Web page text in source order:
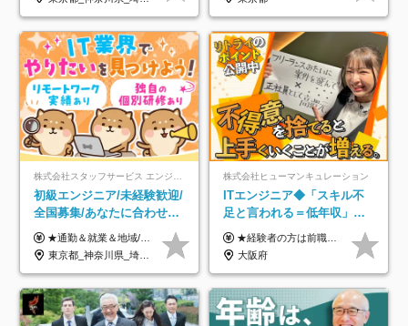
初級エンジニア/未経験歓迎/
全国募集/あなたに合わせた
オリジナル研修をご用
意/AI・IoT/残業平均8時間
★通勤＆就業＆地域/住宅＆役職手当あり ★残業代は全額支給 ★選べる給与制度あり！ ■東京・神奈川・千葉・埼玉勤務の場合 月給24.5万円～55万円＋諸手当 （残業代は全額支給） (20,000円の地域/住宅手当込み) ■愛知・京都・大阪・兵庫勤務の場合 月給24万円以上＋諸手当 （残業代は全額支給） (15,000円の地域/住宅手当込み) ■茨城・栃木・群馬・静岡・三重・滋賀・広島・福岡勤務の場合 月給23.5万円以上＋諸手当 （残業代は全額支給） (10,000円の地域/住宅手当込み) ■北海道・宮城・山梨・長野・岐阜・奈良・和歌山・岡山勤務の場合 月給23万円以上＋諸手当 （残業代は全額支給） (5,000円の地域/住宅手当込み) ■その他のエリア勤務の場合 月給22.5万円以上＋諸手当 （残業代は全額支給） ※経験や能力を考慮し、当社規定により優遇します 【昇給：年一回実施】 【選べる給与制度】 ★収入を重視する方に… 「変動型人事制度」の選択も可能（派遣先からの評価に応じて収入アップ！） ※年2回のタイミングで希望者と面談の上決定します。
東京都_神奈川県_埼玉県_千葉県_大阪府_愛知県_北海道_岩手県_宮城県_山形県_福島県_茨城県_栃木県_群馬県_山梨県_長野県_富山県_石川県_静岡県_岐阜県_三重県_兵庫県_京都府_滋賀県_奈良県_広島県_岡山県_山口県_愛媛県_福岡県_熊本県_長崎県
株式会社ヒューマンキュレーション
ITエンジニア◆「スキル不
足と言われる＝低年収」で
はない！｜ 不安を克服し、
年収アップした社員の実例
★経験者の方は前職の年収以上を保証します ★案件単価を開示した上で80％以上を還元します 月給25万円以上＋賞与年2回 ※経験や能力を考慮の上で優遇します ※試用期間が3ヶ月(その間の給与・待遇・雇用形態に変更はありません) ※月給には月20時間分のみなし残業手当(5万円)を含みます(超過分は別途支給) ★残業平均は月10時間以下ですので、毎月10時間分程度はお得です！
大阪府